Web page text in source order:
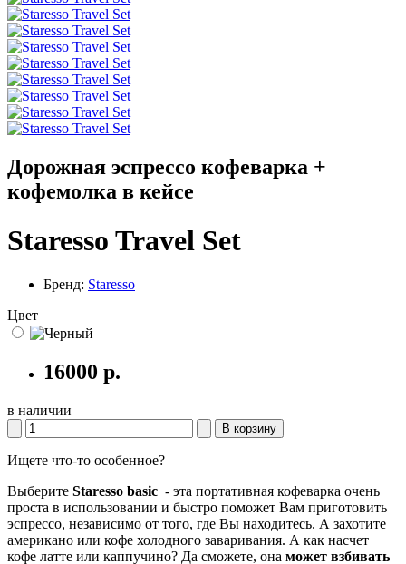
Дорожная эспрессо кофеварка +
кофемолка в кейсе
Staresso Travel Set
Бренд: Staresso
Цвет
16000 р.
в наличии
В корзину
Ищете что-то особенное?
Выберите Staresso basic - эта портативная кофеварка очень
проста в использовании и быстро поможет Вам приготовить
эспрессо, независимо от того, где Вы находитесь. А захотите
американо или кофе холодного заваривания. А как насчет
кофе латте или каппучино? Да сможете, она может взбивать